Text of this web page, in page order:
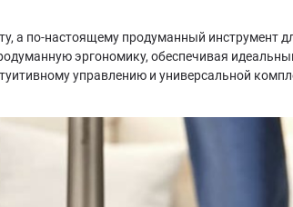
а по-настоящему продуманный инструмент
эргономику, обеспечивая
управлению и универсальной